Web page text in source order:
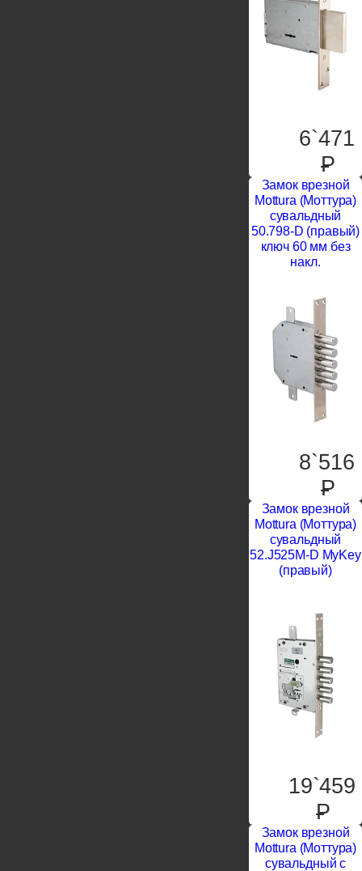
6`471
P
Замок врезной
Mottura (Моттура)
сувальдный
50.798-D (правый)
ключ 60 мм без
накл.
8`516
P
Замок врезной
Mottura (Моттура)
сувальдный
52.J525M-D MyKey
(правый)
19`459
P
Замок врезной
Mottura (Моттура)
сувальдный с